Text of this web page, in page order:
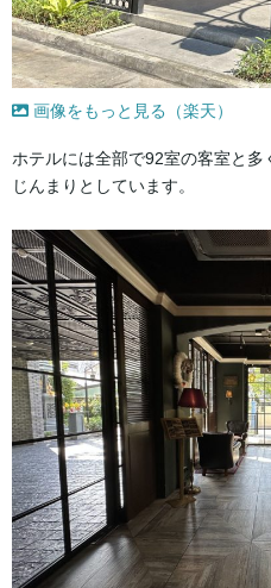
画像をもっと見る（楽天）
ホテルには全部で92室の客室と多
じんまりとしています。